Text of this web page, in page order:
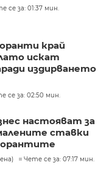
се за: 01:37 мин.
край
искат
издирването
се за: 02:50 мин.
настояват за
ставки
Чете се за: 07:17 мин.